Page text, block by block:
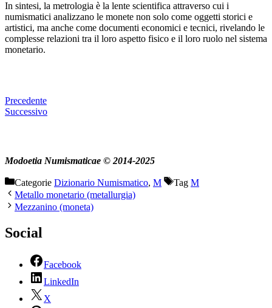
In sintesi, la metrologia è la lente scientifica attraverso cui i
numismatici analizzano le monete non solo come oggetti storici e
artistici, ma anche come documenti economici e tecnici, rivelando le
complesse relazioni tra il loro aspetto fisico e il loro ruolo nel sistema
monetario.
Precedente
Successivo
Modoetia Numismaticae © 2014-2025
Categorie Dizionario Numismatico, M Tag M
Metallo monetario (metallurgia)
Mezzanino (moneta)
Social
Facebook
LinkedIn
X